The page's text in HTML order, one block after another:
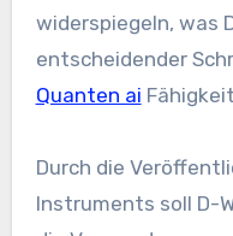
widerspiegeln, was
entscheidender
Quanten ai
Durch die
Instruments soll D-